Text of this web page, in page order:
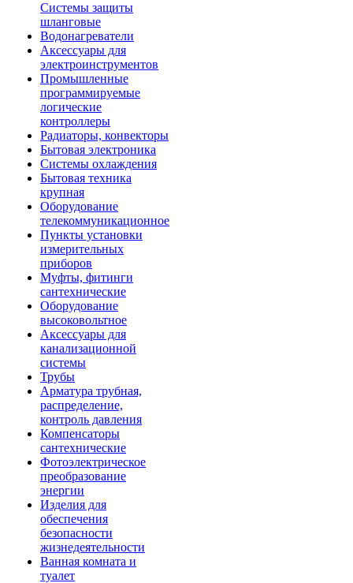
Системы защиты
шланговые
Водонагреватели
Аксессуары для
электроинструментов
Промышленные
программируемые
логические
контроллеры
Радиаторы, конвекторы
Бытовая электроника
Системы охлаждения
Бытовая техника
крупная
Оборудование
телекоммуникационное
Пункты установки
измерительных
приборов
Муфты, фитинги
сантехнические
Оборудование
высоковольтное
Аксессуары для
канализационной
системы
Трубы
Арматура трубная,
распределение,
контроль давления
Компенсаторы
сантехнические
Фотоэлектрическое
преобразование
энергии
Изделия для
обеспечения
безопасности
жизнедеятельности
Ванная комната и
туалет